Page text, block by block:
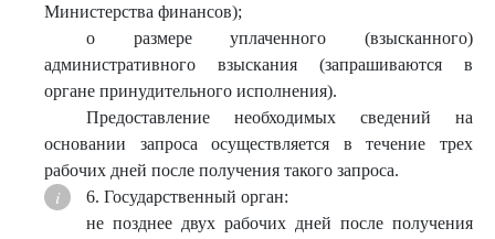
Министерства финансов);
о размере уплаченного (взысканного)
административного взыскания (запрашиваются в
органе принудительного исполнения).
Предоставление необходимых сведений на
основании запроса осуществляется в течение трех
рабочих дней после получения такого запроса.
6. Государственный орган:
не позднее двух рабочих дней после получения